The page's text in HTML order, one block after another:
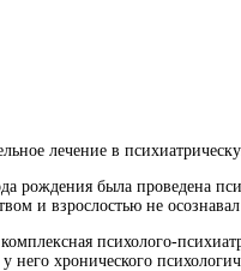
лечение в
была проведена
и взрослостью не
психолого-
хронического